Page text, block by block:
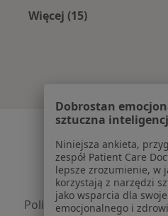
Więcej (15)
Polityka
Polityka
Polityka prywatności dla
Dobrostan
sztuczna
Niniejsza ankieta,
zespół Patient Care
lepsze zrozumienie, w
korzystają z narzędzi
jako wsparcia dla
emocjonalnego i